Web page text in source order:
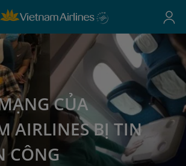
CỦA
AIRLINES BỊ TIN
CÔNG